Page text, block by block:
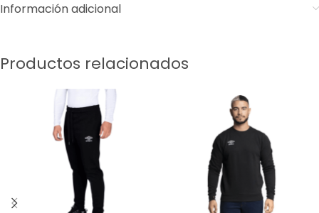
Información adicional
Productos relacionados